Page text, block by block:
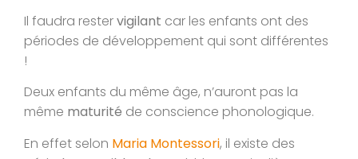
Il faudra restervigilant car les enfants ont des
périodes de développement qui sont différentes
!
Deux enfants du même âge, n’auront pas la
même maturité de conscience phonologique.
En effet selon Maria Montessori, il existe des